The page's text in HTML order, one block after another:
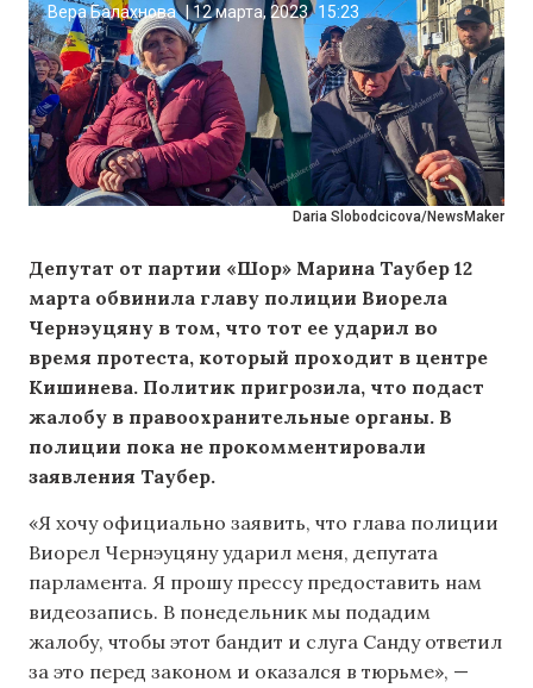
Daria Slobodcicova/NewsMaker
Вера Балахнова |12 марта, 2023 15:23
Депутат от партии «Шор» Марина Таубер 12
марта обвинила главу полиции Виорела
Чернэуцяну в том, что тот ее ударил во
время протеста, который проходит в центре
Кишинева. Политик пригрозила, что подаст
жалобу в правоохранительные органы. В
полиции пока не прокомментировали
заявления Таубер.
«Я хочу официально заявить, что глава полиции
Виорел Чернэуцяну ударил меня, депутата
парламента. Я прошу прессу предоставить нам
видеозапись. В понедельник мы подадим
жалобу, чтобы этот бандит и слуга Санду ответил
за это перед законом и оказался в тюрьме», —